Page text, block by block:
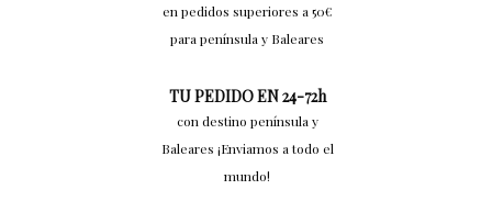
en pedidos superiores a 50€
para península y Baleares
TU PEDIDO EN 24-72h
con destino península y
Baleares ¡Enviamos a todo el
mundo!